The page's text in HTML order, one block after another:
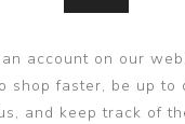
account on our
shop faster, be up to
and keep track of